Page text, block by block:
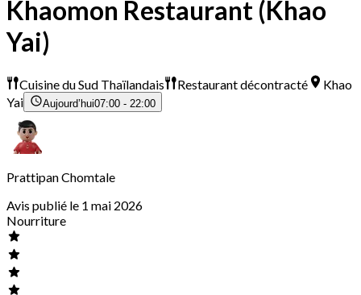
Khaomon Restaurant (Khao
Yai)
Cuisine du Sud Thaïlandais Restaurant décontracté
Khao
Yai
Aujourd’hui07:00 - 22:00
Prattipan Chomtale
Avis publié le 1 mai 2026
Nourriture